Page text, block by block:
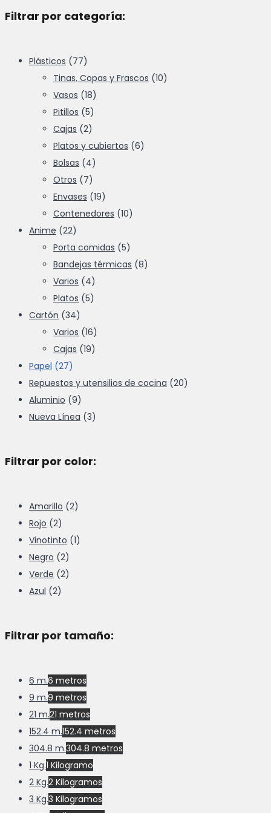
Filtrar por categoría:
Plásticos (77)
Tinas, Copas y Frascos (10)
Vasos (18)
Pitillos (5)
Cajas (2)
Platos y cubiertos (6)
Bolsas (4)
Otros (7)
Envases (19)
Contenedores (10)
Anime (22)
Porta comidas (5)
Bandejas térmicas (8)
Varios (4)
Platos (5)
Cartón (34)
Varios (16)
Cajas (19)
Papel (27)
Repuestos y utensilios de cocina (20)
Aluminio (9)
Nueva Línea (3)
Filtrar por color:
Amarillo (2)
Rojo (2)
Vinotinto (1)
Negro (2)
Verde (2)
Azul (2)
Filtrar por tamaño:
6 m.6 metros
9 m.9 metros
21 m.21 metros
152.4 m.152.4 metros
304.8 m.304.8 metros
1 Kg.1 Kilogramo
2 Kg.2 Kilogramos
3 Kg.3 Kilogramos